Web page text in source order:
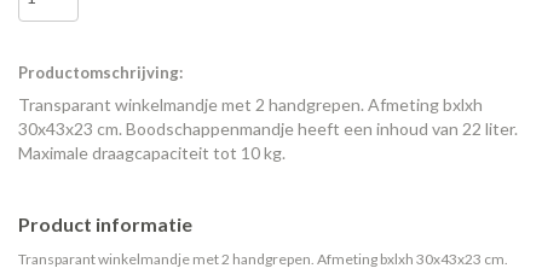
Productomschrijving:
Transparant winkelmandje met 2 handgrepen. Afmeting bxlxh
30x43x23 cm. Boodschappenmandje heeft een inhoud van 22 liter.
Maximale draagcapaciteit tot 10 kg.
Product informatie
Transparant winkelmandje met 2 handgrepen. Afmeting bxlxh 30x43x23 cm.